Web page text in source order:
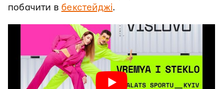
побачити в бекстейджі.